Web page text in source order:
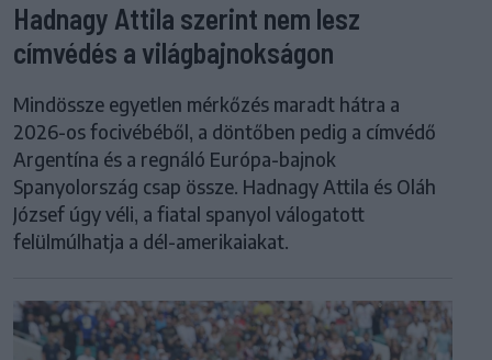
Hadnagy Attila szerint nem lesz
címvédés a világbajnokságon
Mindössze egyetlen mérkőzés maradt hátra a
2026-os focivébéből, a döntőben pedig a címvédő
Argentína és a regnáló Európa-bajnok
Spanyolország csap össze. Hadnagy Attila és Oláh
József úgy véli, a fiatal spanyol válogatott
felülmúlhatja a dél-amerikaiakat.